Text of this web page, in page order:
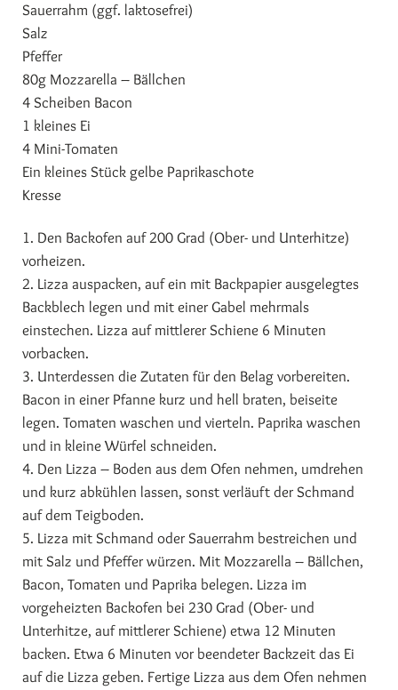
Sauerrahm (ggf. laktosefrei)
Salz
Pfeffer
80g Mozzarella – Bällchen
4 Scheiben Bacon
1 kleines Ei
4 Mini-Tomaten
Ein kleines Stück gelbe Paprikaschote
Kresse
1. Den Backofen auf 200 Grad (Ober- und Unterhitze)
vorheizen.
2. Lizza auspacken, auf ein mit Backpapier ausgelegtes
Backblech legen und mit einer Gabel mehrmals
einstechen. Lizza auf mittlerer Schiene 6 Minuten
vorbacken.
3. Unterdessen die Zutaten für den Belag vorbereiten.
Bacon in einer Pfanne kurz und hell braten, beiseite
legen. Tomaten waschen und vierteln. Paprika waschen
und in kleine Würfel schneiden.
4. Den Lizza – Boden aus dem Ofen nehmen, umdrehen
und kurz abkühlen lassen, sonst verläuft der Schmand
auf dem Teigboden.
5. Lizza mit Schmand oder Sauerrahm bestreichen und
mit Salz und Pfeffer würzen. Mit Mozzarella – Bällchen,
Bacon, Tomaten und Paprika belegen. Lizza im
vorgeheizten Backofen bei 230 Grad (Ober- und
Unterhitze, auf mittlerer Schiene) etwa 12 Minuten
backen. Etwa 6 Minuten vor beendeter Backzeit das Ei
auf die Lizza geben. Fertige Lizza aus dem Ofen nehmen